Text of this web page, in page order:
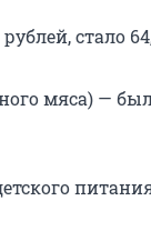
стало
мяса) —